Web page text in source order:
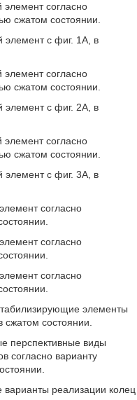
согласно
сжатом состоянии.
элемент с фиг. 1A, в
согласно
сжатом состоянии.
элемент с фиг. 2A, в
согласно
сжатом состоянии.
элемент с фиг. 3A, в
согласно
согласно
согласно
элементы
состоянии.
перспективные виды
согласно варианту
реализации колец